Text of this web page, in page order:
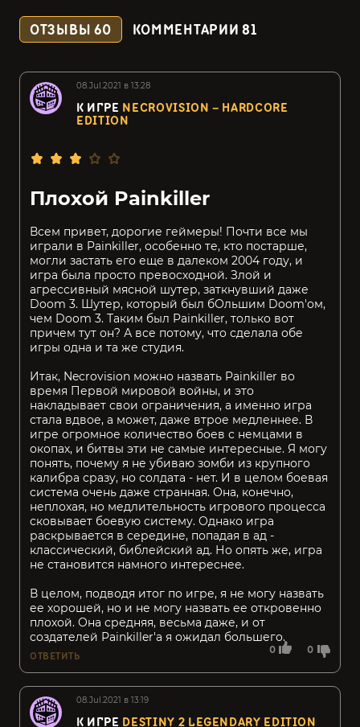
ОТЗЫВЫ60 КОММЕНТАРИИ81
08.Jul.2021 в 13:28
К ИГРЕ NECROVISION – HARDCORE
EDITION
0 0
Плохой Painkiller
Всем привет, дорогие геймеры! Почти все мы
играли в Painkiller, особенно те, кто постарше,
могли застать его еще в далеком 2004 году, и
игра была просто превосходной. Злой и
агрессивный мясной шутер, заткнувший даже
Doom 3. Шутер, который был бОльшим Doom'ом,
чем Doom 3. Таким был Painkiller, только вот
причем тут он? А все потому, что сделала обе
игры одна и та же студия.
Итак, Necrovision можно назвать Painkiller во
время Первой мировой войны, и это
накладывает свои ограничения, а именно игра
стала вдвое, а может, даже втрое медленнее. В
игре огромное количество боев с немцами в
окопах, и битвы эти не самые интересные. Я могу
понять, почему я не убиваю зомби из крупного
калибра сразу, но солдата - нет. И в целом боевая
система очень даже странная. Она, конечно,
неплохая, но медлительность игрового процесса
сковывает боевую систему. Однако игра
раскрывается в середине, попадая в ад -
классический, библейский ад. Но опять же, игра
не становится намного интереснее.
В целом, подводя итог по игре, я не могу назвать
ее хорошей, но и не могу назвать ее откровенно
плохой. Она средняя, весьма даже, и от
создателей Painkiller'a я ожидал большего.
ОТВЕТИТЬ
08.Jul.2021 в 13:19
К ИГРЕ DESTINY 2 LEGENDARY EDITION